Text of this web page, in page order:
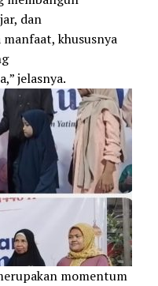
dan
khususnya
jelasnya.
momentum